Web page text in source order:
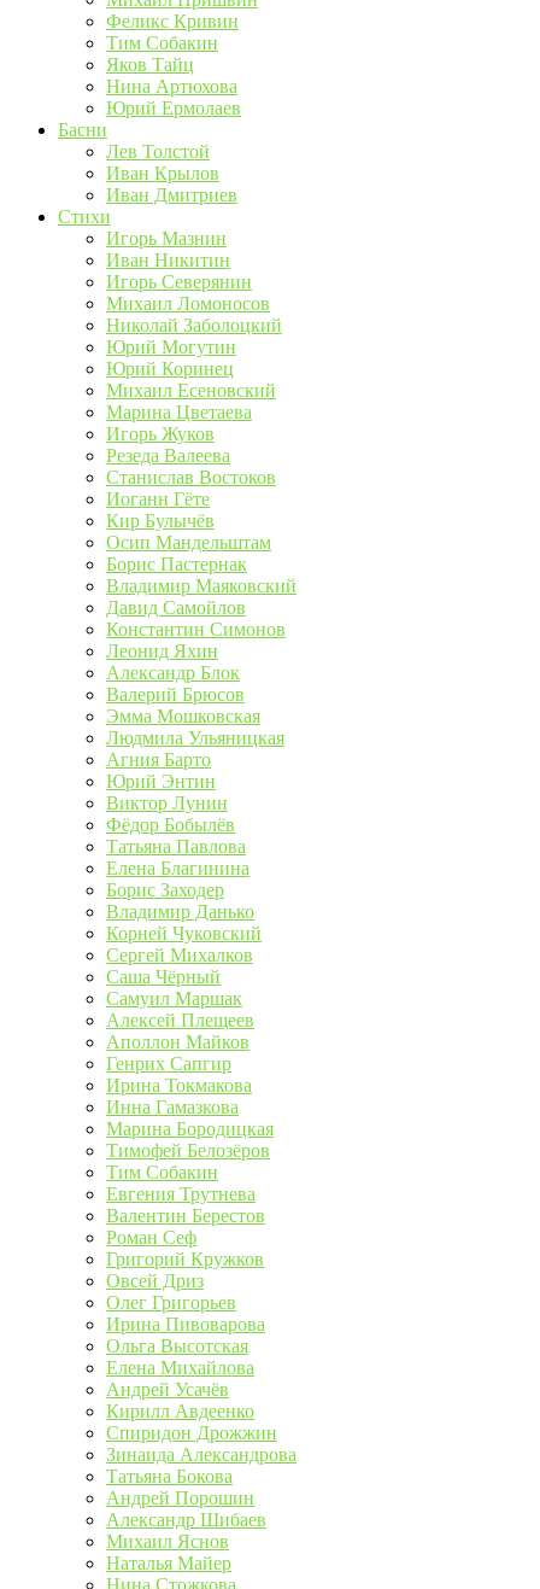
Феликс Кривин
Тим Собакин
Яков Тайц
Нина Артюхова
Юрий Ермолаев
Басни
Лев Толстой
Иван Крылов
Иван Дмитриев
Стихи
Игорь Мазнин
Иван Никитин
Игорь Северянин
Михаил Ломоносов
Николай Заболоцкий
Юрий Могутин
Юрий Коринец
Михаил Есеновский
Марина Цветаева
Игорь Жуков
Резеда Валеева
Станислав Востоков
Иоганн Гёте
Кир Булычёв
Осип Мандельштам
Борис Пастернак
Владимир Маяковский
Давид Самойлов
Константин Симонов
Леонид Яхин
Александр Блок
Валерий Брюсов
Эмма Мошковская
Людмила Ульяницкая
Агния Барто
Юрий Энтин
Виктор Лунин
Фёдор Бобылёв
Татьяна Павлова
Елена Благинина
Борис Заходер
Владимир Данько
Корней Чуковский
Сергей Михалков
Саша Чёрный
Самуил Маршак
Алексей Плещеев
Аполлон Майков
Генрих Сапгир
Ирина Токмакова
Инна Гамазкова
Марина Бородицкая
Тимофей Белозёров
Тим Собакин
Евгения Трутнева
Валентин Берестов
Роман Сеф
Григорий Кружков
Овсей Дриз
Олег Григорьев
Ирина Пивоварова
Ольга Высотская
Елена Михайлова
Андрей Усачёв
Кирилл Авдеенко
Спиридон Дрожжин
Зинаида Александрова
Татьяна Бокова
Андрей Порошин
Александр Шибаев
Михаил Яснов
Наталья Майер
Нина Стожкова